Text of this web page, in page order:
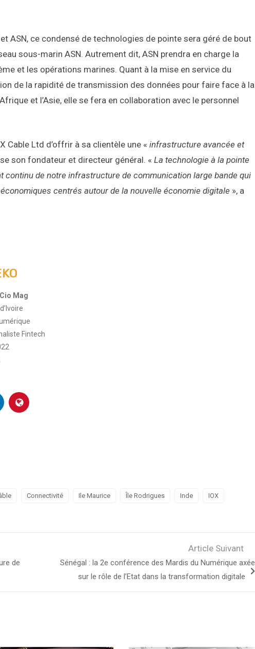
ASN, ce condensé de technologies de pointe sera géré de bout
sous-marin ASN. Autrement dit, ASN prendra en charge la
et les opérations marines. Quant à la mise en service du
de la rapidité de transmission des données pour faire face à la
et l’Asie, elle se fera en collaboration avec le personnel
Cable Ltd d’offrir à sa clientèle une « infrastructure avancée et
son fondateur et directeur général. « La technologie à la pointe
continu de notre infrastructure de communication large bande qui
centrés autour de la nouvelle économie digitale », a
Mag
Fintech
Connectivité Ile Maurice Île Rodrigues Inde
IOX
de
Article Suivant
Sénégal : la 2e conférence des Mardis du Numérique axée
sur le rôle de l’Etat dans la transformation digitale